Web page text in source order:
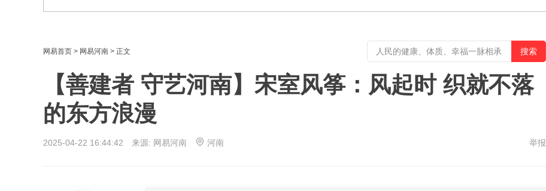
网易首页 > 网易河南 > 正文
【善建者 守艺河南】宋室风筝：风起时 织就不落
的东方浪漫
2025-04-22 16:44:42 来源: 网易河南 河南 举报